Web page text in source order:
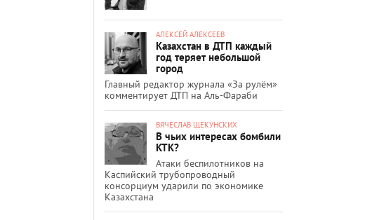
АЛЕКСЕЙ АЛЕКСЕЕВ
Казахстан в ДТП каждый
год теряет небольшой
город
Главный редактор журнала «За рулём»
комментирует ДТП на Аль-Фараби
ВЯЧЕСЛАВ ЩЕКУНСКИХ
В чьих интересах бомбили
КТК?
Атаки беспилотников на
Каспийский трубопроводный
консорциум ударили по экономике
Казахстана